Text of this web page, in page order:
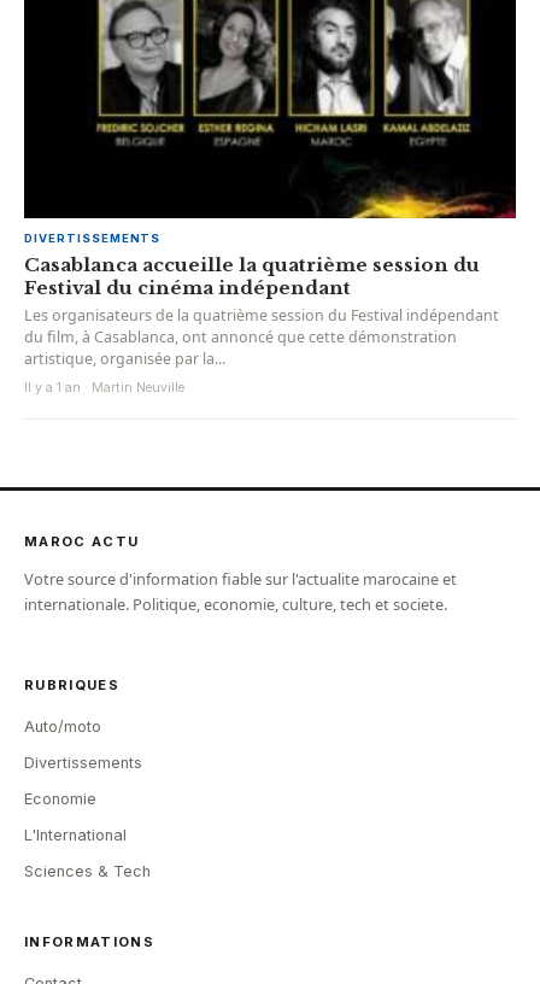
DIVERTISSEMENTS
Casablanca accueille la quatrième session du
Festival du cinéma indépendant
Les organisateurs de la quatrième session du Festival indépendant
du film, à Casablanca, ont annoncé que cette démonstration
artistique, organisée par la...
Il y a 1 an · Martin Neuville
MAROC ACTU
Votre source d'information fiable sur l'actualite marocaine et
internationale. Politique, economie, culture, tech et societe.
RUBRIQUES
Auto/moto
Divertissements
Economie
L'International
Sciences & Tech
INFORMATIONS